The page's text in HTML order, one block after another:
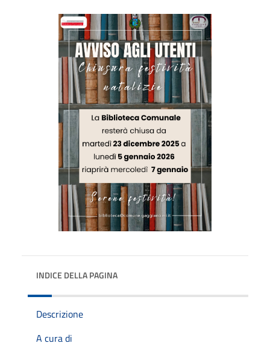
INDICE DELLA PAGINA
Descrizione
A cura di